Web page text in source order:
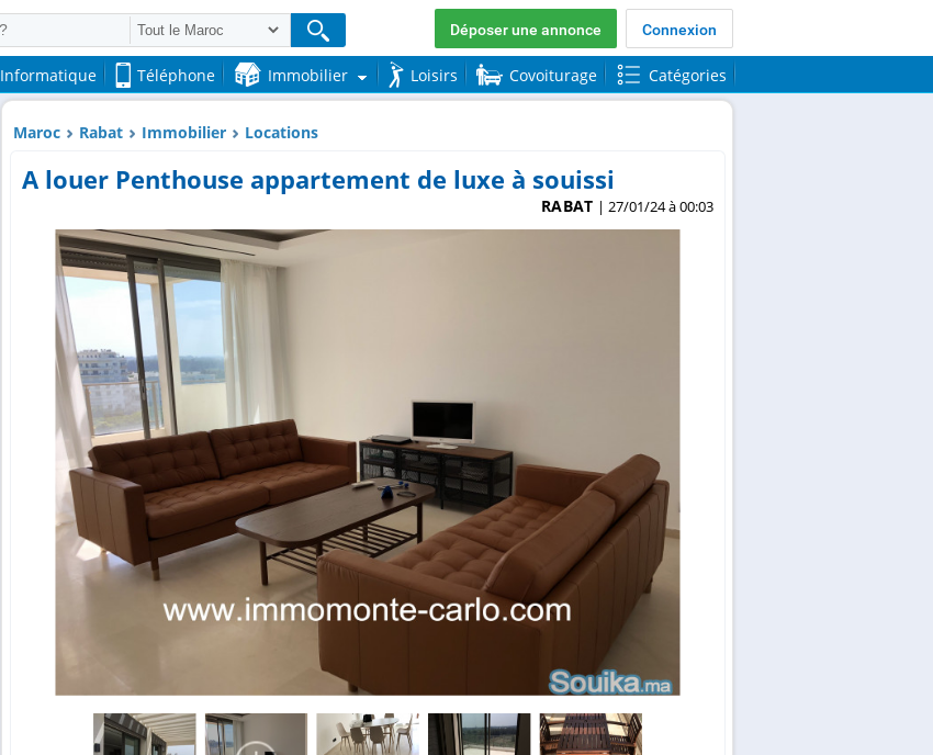
Déposer une annonce Connexion
Informatique Téléphone Immobilier Loisirs Covoiturage Catégories
Maroc Rabat Immobilier Locations
A louer Penthouse appartement de luxe à souissi
RABAT | 27/01/24 à 00:03